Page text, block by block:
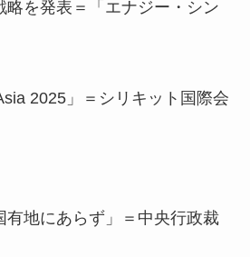
略を発表＝「エナジー・シン
2025」＝シリキット国際会
有地にあらず」＝中央行政裁